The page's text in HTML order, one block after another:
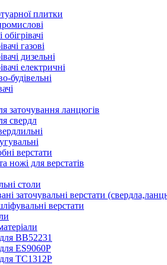
плитки
газові
дизельні
електричні
будівельні
заточування ланцюгів
свердл
верстати
ножі для верстатів
столи
заточувальні верстати
верстати
BB52231
ES9060P
TC1312P